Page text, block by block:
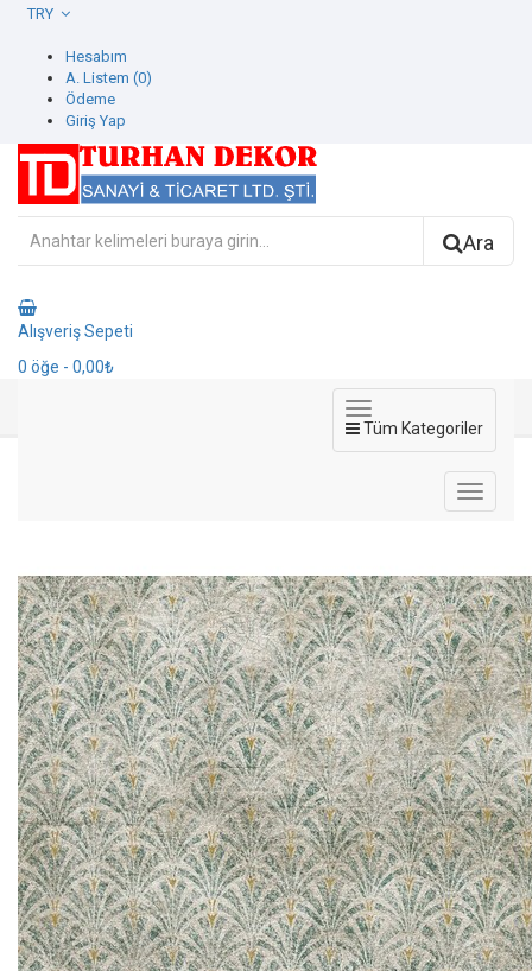
Hesabım
A. Listem (0)
Ödeme
Giriş Yap
Ara
Alışveriş Sepeti
0 öğe - 0,00₺
Tüm Kategoriler